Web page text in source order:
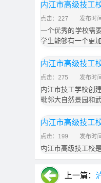
内江市高级技工
点击：227 发布时
一个优秀的学校需
学生能够有一个更
内江市高级技工
点击：275 发布时
内江市技工学校创
毗邻大自然景园和
内江市高级技工
点击：199 发布时
内江市高级技工校
上一篇：